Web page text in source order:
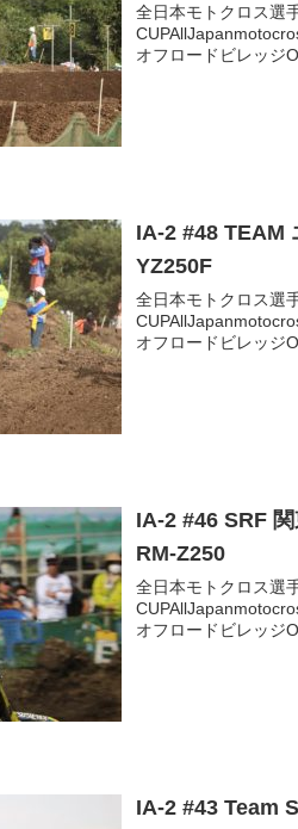
全日本モトクロス選
オフロードビレッジ
IA-2 #48 TEAM
YZ250F
全日本モトクロス選
オフロードビレッジ
IA-2 #46 SRF
RM-Z250
全日本モトクロス選
オフロードビレッジ
IA-2 #43 Team